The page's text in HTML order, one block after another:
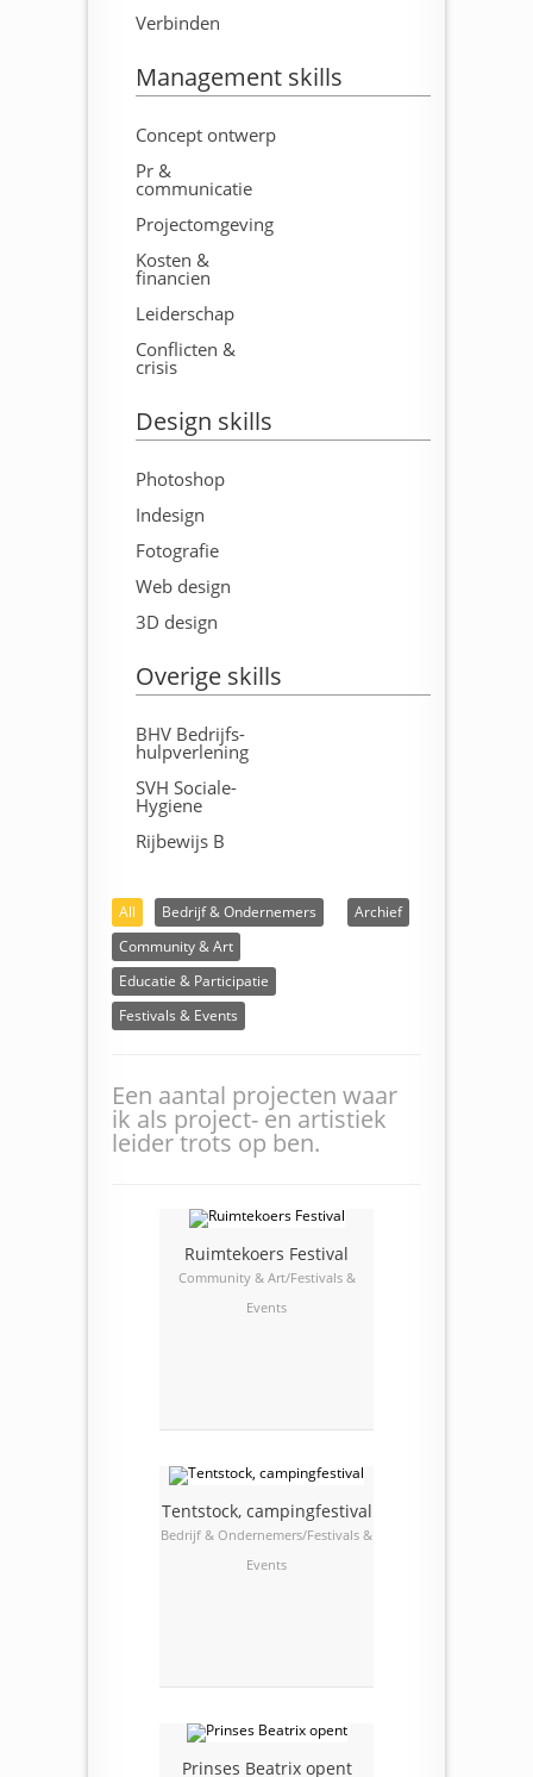
Verbinden
Management skills
Concept ontwerp
Pr &
communicatie
Projectomgeving
Kosten &
financien
Leiderschap
Conflicten &
crisis
Design skills
Photoshop
Indesign
Fotografie
Web design
3D design
Overige skills
BHV Bedrijfs-
hulpverlening
SVH Sociale-
Hygiene
Rijbewijs B
All Archief
Bedrijf & Ondernemers
Community & Art
Educatie & Participatie
Festivals & Events
Een aantal projecten waar
ik als project- en artistiek
leider trots op ben.
Ruimtekoers Festival
Community & Art/Festivals &
Events
Tentstock, campingfestival
Bedrijf & Ondernemers/Festivals &
Events
Prinses Beatrix opent